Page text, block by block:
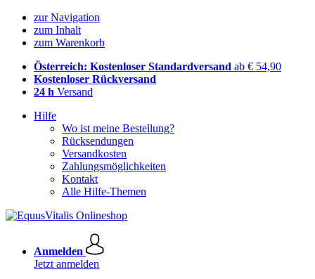
zur Navigation
zum Inhalt
zum Warenkorb
Österreich: Kostenloser Standardversand ab € 54,90
Kostenloser Rückversand
24 h Versand
Hilfe
Wo ist meine Bestellung?
Rücksendungen
Versandkosten
Zahlungsmöglichkeiten
Kontakt
Alle Hilfe-Themen
Anmelden
Jetzt anmelden